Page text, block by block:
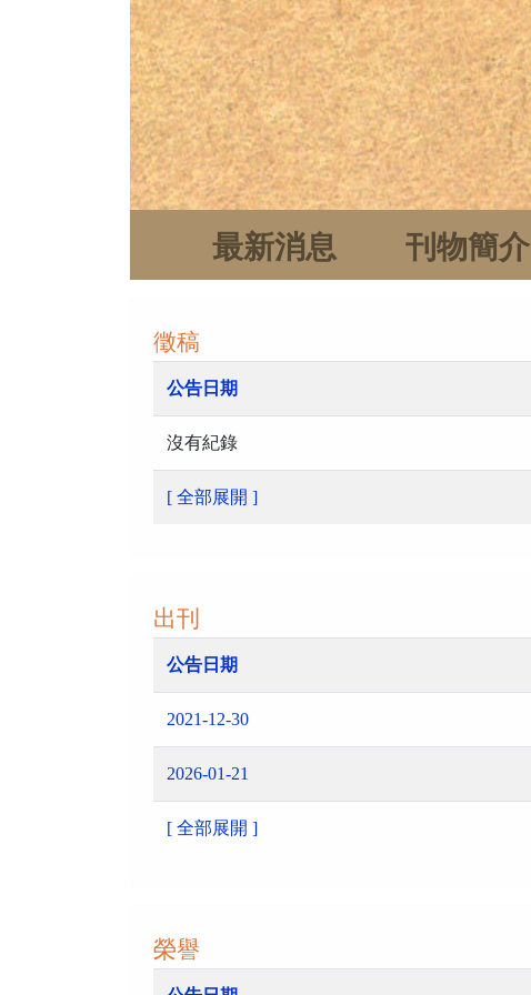
最新消息 刊物簡介
徵稿
公告日期
沒有紀錄
[ 全部展開 ]
出刊
公告日期
2021-12-30
2026-01-21
[ 全部展開 ]
榮譽